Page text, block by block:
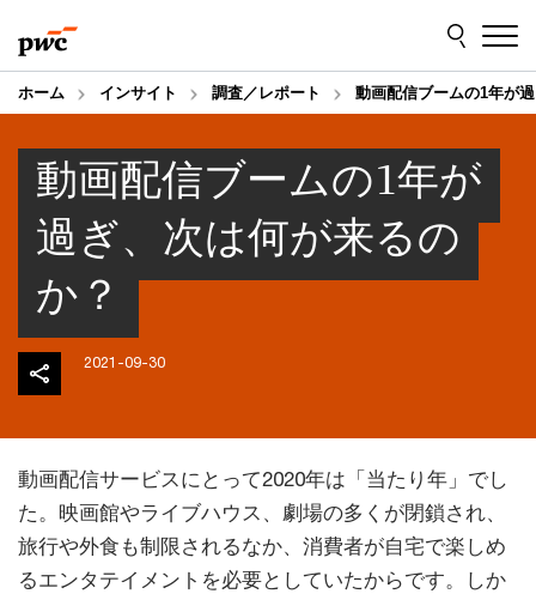
to
content
to
footer
ホーム インサイト 調査／レポート 動画配信ブームの1年が
動画配信ブームの1年が
過ぎ、次は何が来るの
か？
2021-09-30
動画配信サービスにとって2020年は「当たり年」でし
た。映画館やライブハウス、劇場の多くが閉鎖され、
旅行や外食も制限されるなか、消費者が自宅で楽しめ
るエンタテイメントを必要としていたからです。しか